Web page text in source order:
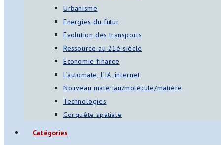
Urbanisme
Energies du futur
Evolution des transports
Ressource au 21è siècle
Economie finance
L’automate, l’IA, internet
Nouveau matériau/molécule/matière
Technologies
Conquête spatiale
Catégories